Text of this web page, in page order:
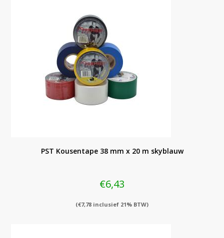
PST Kousentape 38 mm x 20 m skyblauw
€6,43
(€7,78 inclusief 21% BTW)